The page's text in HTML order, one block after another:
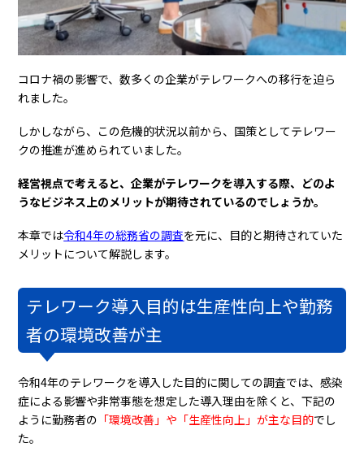
コロナ禍の影響で、数多くの企業がテレワークへの移行を迫ら
れました。
しかしながら、この危機的状況以前から、国策としてテレワー
クの推進が進められていました。
経営視点で考えると、企業がテレワークを導入する際、どのよ
うなビジネス上のメリットが期待されているのでしょうか。
本章では令和4年の総務省の調査を元に、目的と期待されていた
メリットについて解説します。
テレワーク導入目的は生産性向上や勤務
者の環境改善が主
令和4年のテレワークを導入した目的に関しての調査では、感染
症による影響や非常事態を想定した導入理由を除くと、下記の
ように勤務者の 「環境改善」や「生産性向上」が主な目的でし
た。